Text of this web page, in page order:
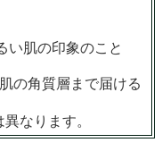
い肌の印象のこと
の角質層まで届ける
なります。